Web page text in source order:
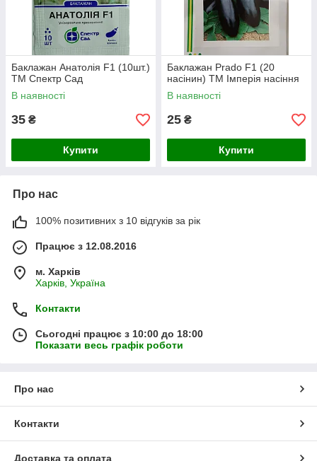
Баклажан Анатолія F1 (10шт.)
ТМ Спектр Сад
В наявності
35 ₴
Купити
Баклажан Prado F1 (20
насінин) ТМ Імперія насіння
В наявності
25 ₴
Купити
Про нас
100% позитивних з 10 відгуків за рік
Працює з 12.08.2016
м. Харків
Харків, Україна
Контакти
Сьогодні працює з 10:00 до 18:00
Показати весь графік роботи
Про нас
Контакти
Доставка та оплата